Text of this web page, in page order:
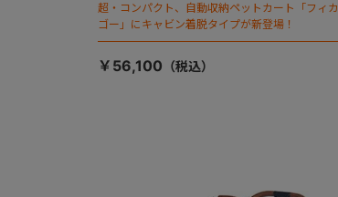
超・コンパクト、自動収納ペットカート「フィカ
ゴー」にキャビン着脱タイプが新登場！
￥56,100